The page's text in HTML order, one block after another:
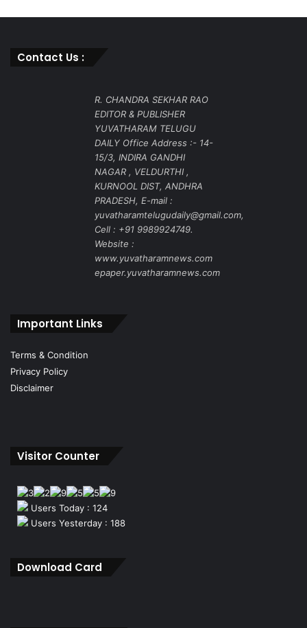
Contact Us :
R. CHANDRA SEKHAR RAO
EDITOR & PUBLISHER
YUVATHARAM TELUGU
DAILY Office Address :- 14-
15/3, INDIRA GANDHI
NAGAR , VELDURTHI ,
KURNOOL DIST, ANDHRA
PRADESH, E-mail :
yuvatharamtelugudaily@gmail.com,
Cell : +91 9989924749.
Website :
www.yuvatharamnews.com
epaper.yuvatharamnews.com
Important Links
Terms & Condition
Privacy Policy
Disclaimer
Visitor Counter
Users Today : 124
Users Yesterday : 188
Download Card